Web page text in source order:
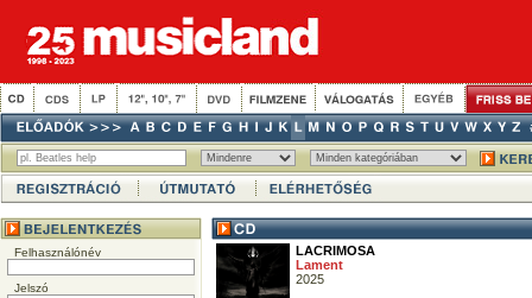
Felhasználónév
Jelszó
LACRIMOSA
Lament
2025